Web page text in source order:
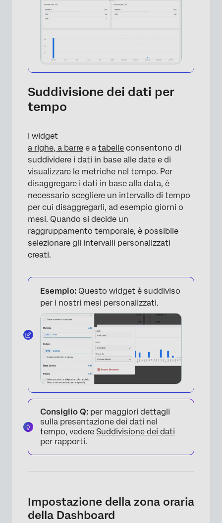
×
Suddivisione dei dati per
tempo
I widget
a righe, a barre e a tabelle consentono di
suddividere i dati in base alle date e di
visualizzare le metriche nel tempo. Per
disaggregare i dati in base alla data, è
necessario scegliere un intervallo di tempo
per cui disaggregarli, ad esempio giorni o
mesi. Quando si decide un
raggruppamento temporale, è possibile
selezionare gli intervalli personalizzati
creati.
Esempio: Questo widget è suddiviso
per i nostri mesi personalizzati.
Consiglio Q: per maggiori dettagli
sulla presentazione dei dati nel
tempo, vedere Suddivisione dei dati
per rapporti.
Impostazione della zona oraria
della Dashboard